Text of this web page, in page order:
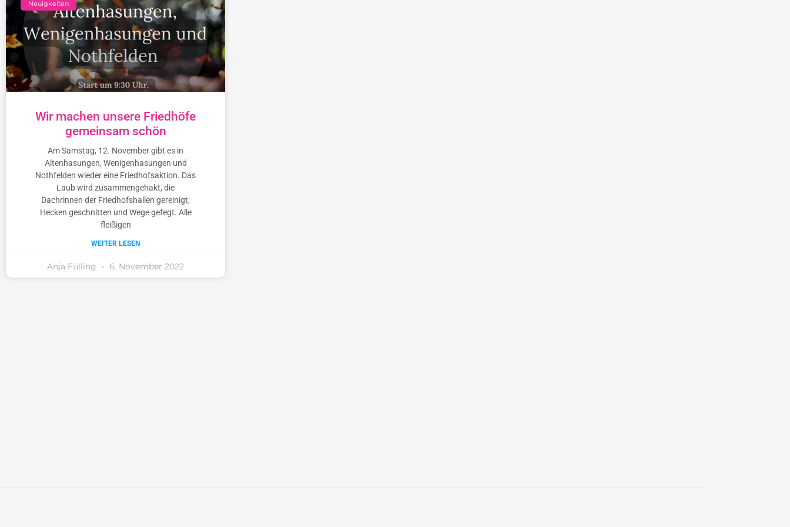
Neuigkeiten
Wir machen unsere Friedhöfe
gemeinsam schön
Am Samstag, 12. November gibt es in
Altenhasungen, Wenigenhasungen und
Nothfelden wieder eine Friedhofsaktion. Das
Laub wird zusammengehakt, die
Dachrinnen der Friedhofshallen gereinigt,
Hecken geschnitten und Wege gefegt. Alle
fleißigen
WEITER LESEN
Anja Fülling 6. November 2022